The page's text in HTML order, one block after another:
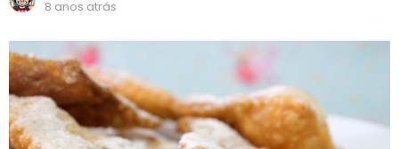
8 anos atrás